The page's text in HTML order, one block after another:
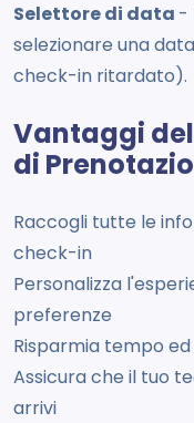
Selettore di data -
selezionare una
check-in ritardato).
Vantaggi
di
Raccogli tutte le
check-in
Personalizza
preferenze
Risparmia tempo
Assicura che il tuo
arrivi